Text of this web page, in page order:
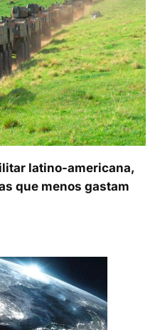
latino-americana,
que menos gastam